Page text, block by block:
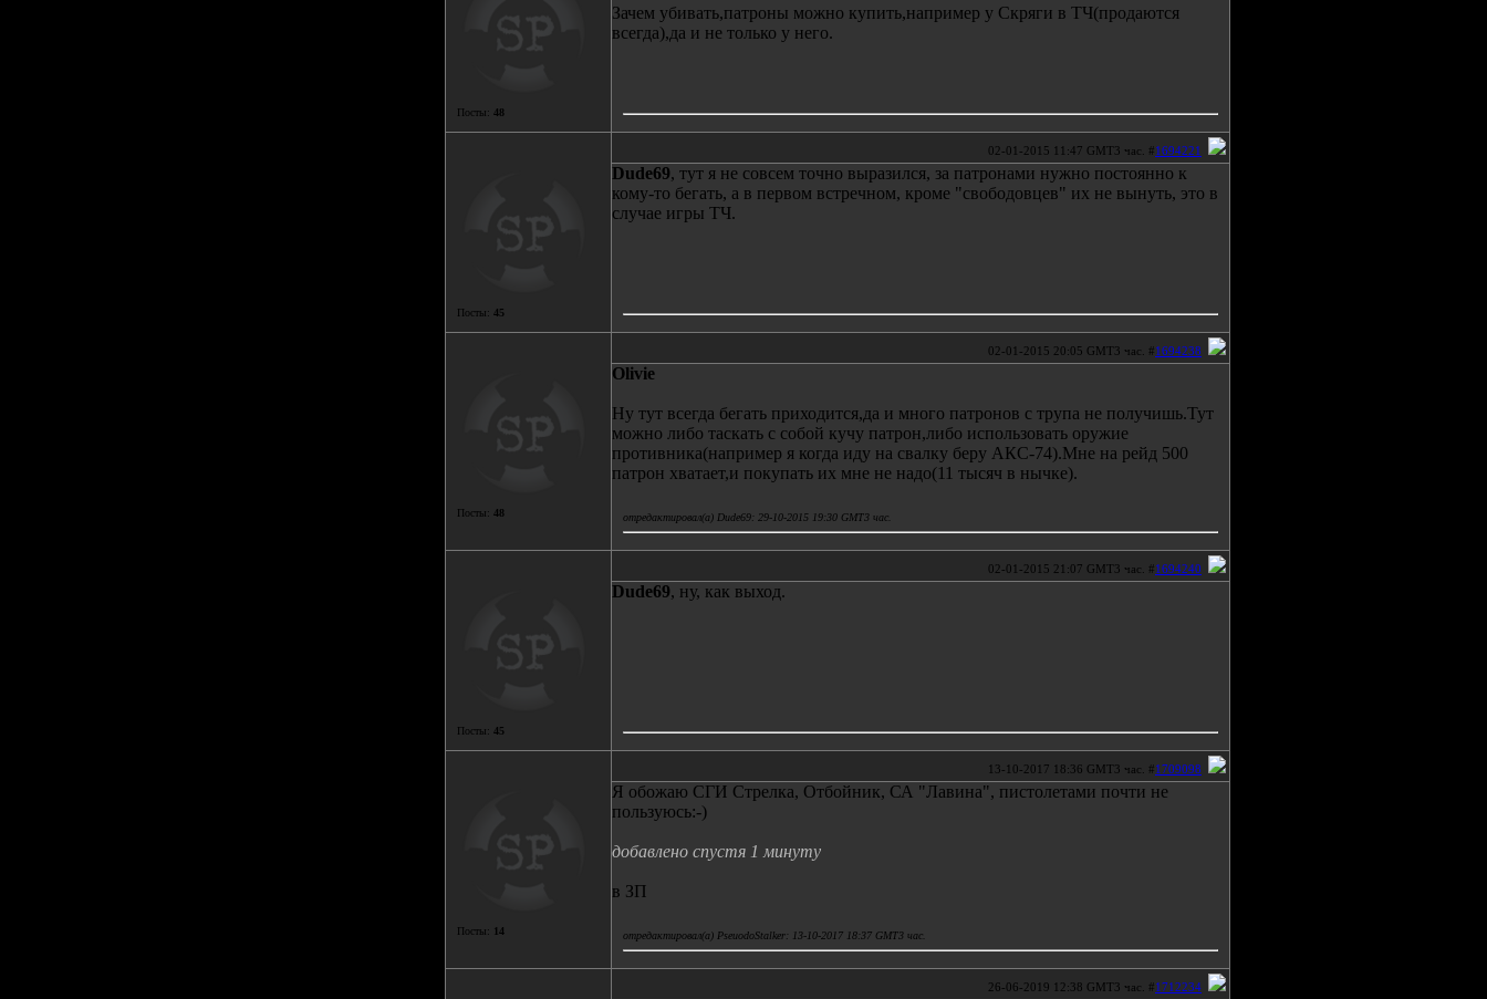
Посты: 48
Зачем убивать,патроны можно купить,например у Скряги в ТЧ(продаются
всегда),да и не только у него.
Посты: 45
02-01-2015 11:47 GMT3 час. #1694221
Dude69, тут я не совсем точно выразился, за патронами нужно постоянно к
кому-то бегать, а в первом встречном, кроме "свободовцев" их не вынуть, это в
случае игры ТЧ.
Посты: 48
02-01-2015 20:05 GMT3 час. #1694238
Olivie
Ну тут всегда бегать приходится,да и много патронов с трупа не получишь.Тут
можно либо таскать с собой кучу патрон,либо использовать оружие
противника(например я когда иду на свалку беру АКС-74).Мне на рейд 500
патрон хватает,и покупать их мне не надо(11 тысяч в нычке).
отредактировал(а) Dude69: 29-10-2015 19:30 GMT3 час.
Посты: 45
02-01-2015 21:07 GMT3 час. #1694240
Dude69, ну, как выход.
Посты: 14
13-10-2017 18:36 GMT3 час. #1709098
Я обожаю СГИ Стрелка, Отбойник, СА "Лавина", пистолетами почти не
пользуюсь:-)
добавлено спустя 1 минуту
в ЗП
отредактировал(а) PseuodoStalker: 13-10-2017 18:37 GMT3 час.
26-06-2019 12:38 GMT3 час. #1712234